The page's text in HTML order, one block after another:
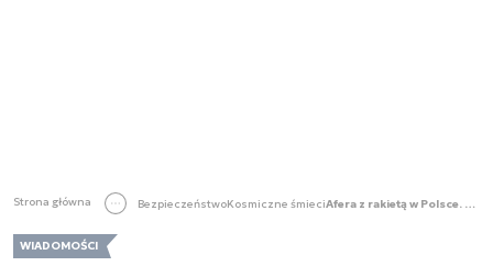
Strona główna BezpieczeństwoKosmiczne śmieci Afera z rakietą w Polsce. Brakuje ustalonych procedur
WIADOMOŚCI